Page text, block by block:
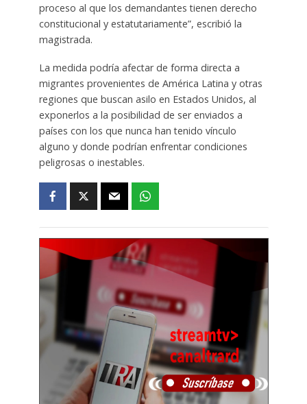
proceso al que los demandantes tienen derecho
constitucional y estatutariamente”, escribió la
magistrada.
La medida podría afectar de forma directa a
migrantes provenientes de América Latina y otras
regiones que buscan asilo en Estados Unidos, al
exponerlos a la posibilidad de ser enviados a
países con los que nunca han tenido vínculo
alguno y donde podrían enfrentar condiciones
peligrosas o inestables.